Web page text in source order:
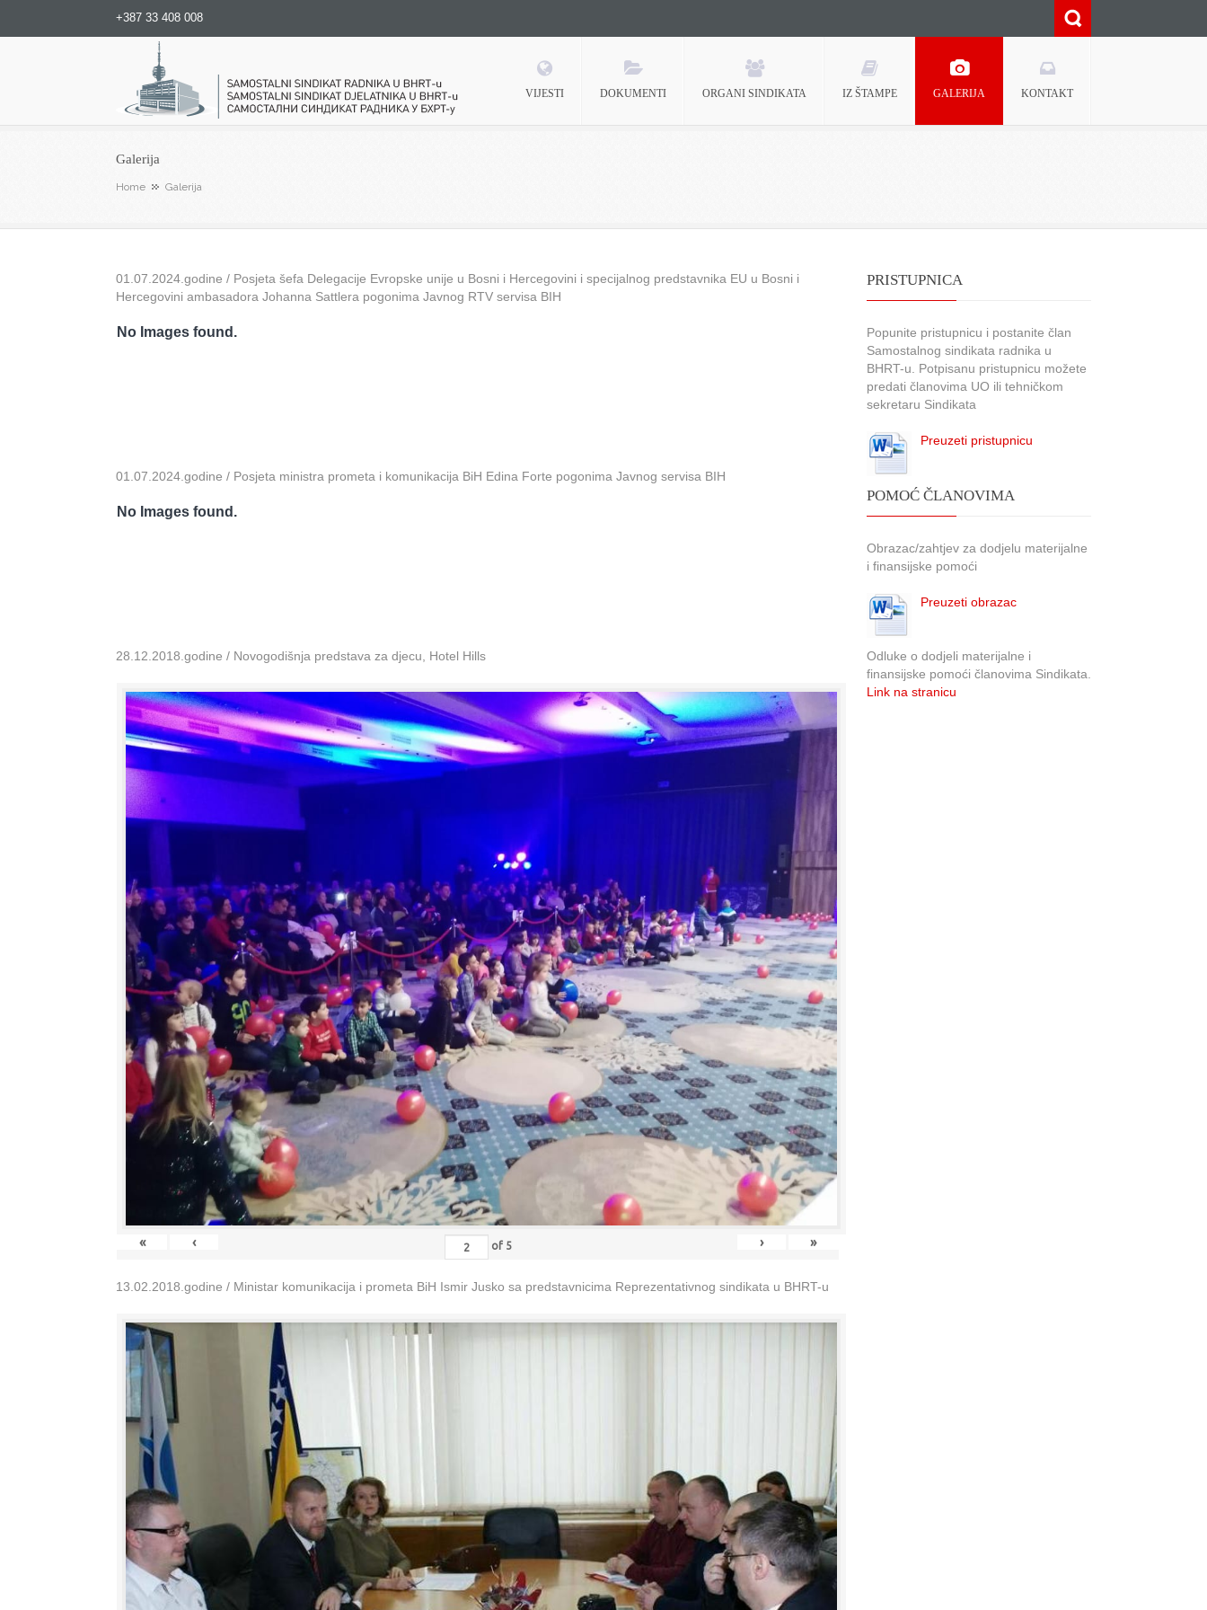
+387 33 408 008
Samostalni sindikat radnika u BHRT-u
VIJESTI DOKUMENTI ORGANI SINDIKATA IZ ŠTAMPE GALERIJA KONTAKT
Galerija
Home Galerija
01.07.2024.godine / Posjeta šefa Delegacije Evropske unije u Bosni i Hercegovini i specijalnog predstavnika EU u Bosni i
Hercegovini ambasadora Johanna Sattlera pogonima Javnog RTV servisa BIH
No Images found.
01.07.2024.godine / Posjeta ministra prometa i komunikacija BiH Edina Forte pogonima Javnog servisa BIH
No Images found.
28.12.2018.godine / Novogodišnja predstava za djecu, Hotel Hills
« ‹ of 5 › »
13.02.2018.godine / Ministar komunikacija i prometa BiH Ismir Jusko sa predstavnicima Reprezentativnog sindikata u BHRT-u
PRISTUPNICA
Popunite pristupnicu i postanite član
Samostalnog sindikata radnika u
BHRT-u. Potpisanu pristupnicu možete
predati članovima UO ili tehničkom
sekretaru Sindikata
Preuzeti pristupnicu
POMOĆ ČLANOVIMA
Obrazac/zahtjev za dodjelu materijalne
i finansijske pomoći
Preuzeti obrazac
Odluke o dodjeli materijalne i
finansijske pomoći članovima Sindikata.
Link na stranicu